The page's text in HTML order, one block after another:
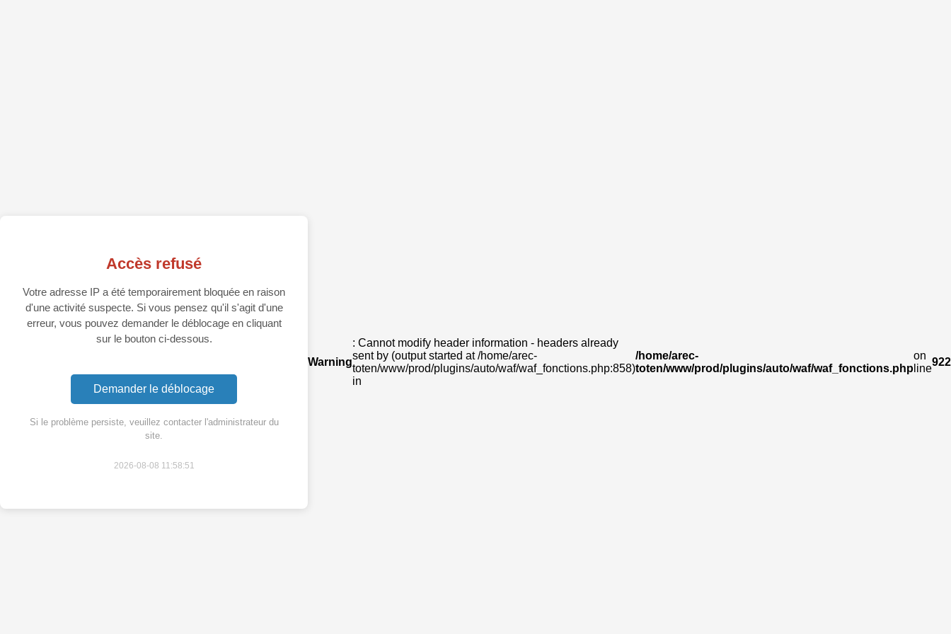
Accès refusé
Votre adresse IP a été temporairement bloquée en raison
d'une activité suspecte. Si vous pensez qu'il s'agit d'une
erreur, vous pouvez demander le déblocage en cliquant
sur le bouton ci-dessous.
Demander le déblocage
Si le problème persiste, veuillez contacter l'administrateur du
site.
2026-08-08 11:58:51
Warning
: Cannot modify header information - headers already
sent by (output started at /home/arec-
toten/www/prod/plugins/auto/waf/waf_fonctions.php:858)
in
/home/arec-
toten/www/prod/plugins/auto/waf/waf_fonctions.php
on
line
922